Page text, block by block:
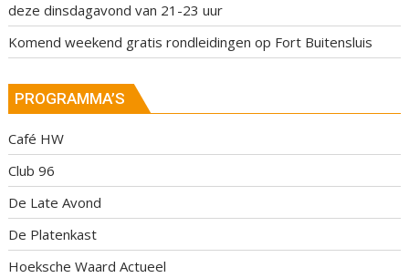
deze dinsdagavond van 21-23 uur
Komend weekend gratis rondleidingen op Fort Buitensluis
PROGRAMMA’S
Café HW
Club 96
De Late Avond
De Platenkast
Hoeksche Waard Actueel